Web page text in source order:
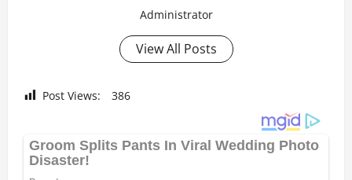
Administrator
View All Posts
Post Views: 386